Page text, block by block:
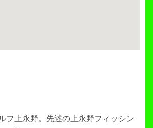
フ 上永野。先述の上永野フィッシン